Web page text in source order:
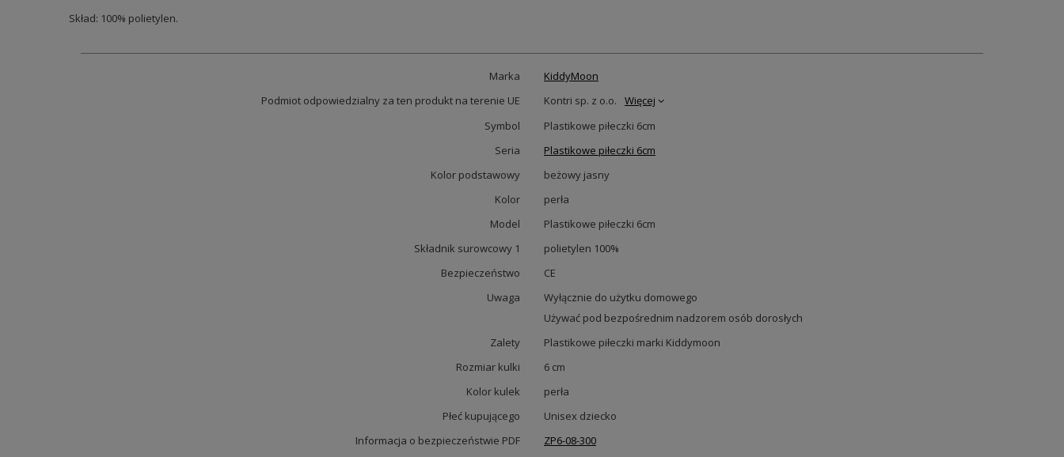
Skład: 100% polietylen.
Marka
KiddyMoon
Podmiot odpowiedzialny za ten produkt na terenie UE
Kontri sp. z o.o.
Więcej
Symbol
Plastikowe piłeczki 6cm
Seria
Plastikowe piłeczki 6cm
Kolor podstawowy
beżowy jasny
Kolor
perła
Model
Plastikowe piłeczki 6cm
Składnik surowcowy 1
polietylen 100%
Bezpieczeństwo
CE
Uwaga
Wyłącznie do użytku domowego
Używać pod bezpośrednim nadzorem osób dorosłych
Zalety
Plastikowe piłeczki marki Kiddymoon
Rozmiar kulki
6 cm
Kolor kulek
perła
Płeć kupującego
Unisex dziecko
Informacja o bezpieczeństwie PDF
ZP6-08-300